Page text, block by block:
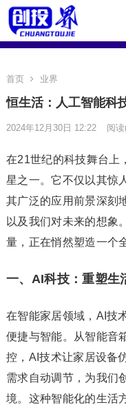
首页 业界
恒生活：人工智能科
2024年12月30日 12:22 阅读
在21世纪的科技舞台上
星之一。它不仅以其惊
其广泛的应用前景深刻
以及我们对未来的想象
量，正在悄然塑造一个
一、AI科技：重塑生
在智能家居领域，AI技
便捷与智能。从智能音
控，AI技术让家居设备
需求自动调节，为我们
境。这种智能化的生活